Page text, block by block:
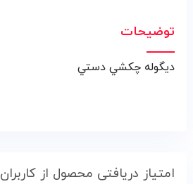
توضیحات
ديگوله چکشي دستي
امتیاز دریافتی محصول از کاربران